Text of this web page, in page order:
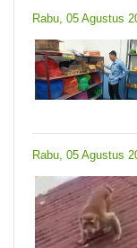
Rabu, 05 Agustus
Rabu, 05 Agustus